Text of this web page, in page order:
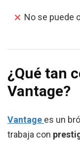
No se puede
¿Qué tan
Vantage?
Vantage es un
trabaja con